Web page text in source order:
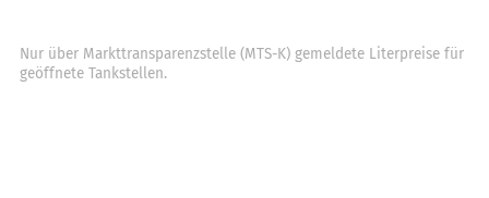
Nur über Markttransparenzstelle (MTS-K) gemeldete Literpreise für
geöffnete Tankstellen.